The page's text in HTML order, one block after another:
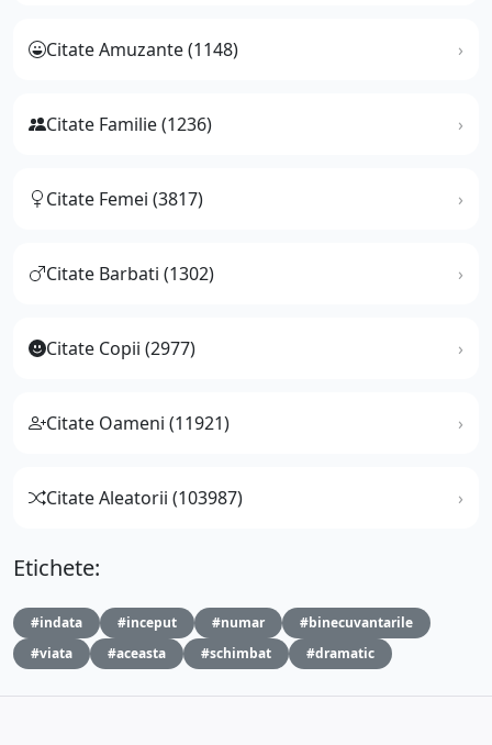
Citate Amuzante (1148)
Citate Familie (1236)
Citate Femei (3817)
Citate Barbati (1302)
Citate Copii (2977)
Citate Oameni (11921)
Citate Aleatorii (103987)
Etichete:
#indata #inceput #numar
#binecuvantarile
#viata
#aceasta #schimbat #dramatic